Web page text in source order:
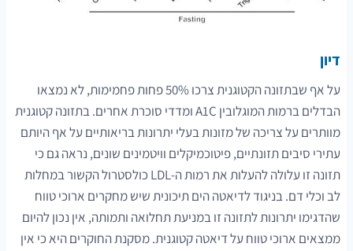
דיון
על אף שבתזונה הקטוגנית צרכו 50% פחות פחמימות, לא נמצאו
הבדלים ברמות המוגלובין A1C ומדדי סוכרת אחרים. בתזונה קטוגנית
מוותרים על צריכה של מזונות בעלי יתרונות בריאותיים על אף היותם
עתירי סיבים תזונתיים, פיטוכמיקלים וויטמינים שונים, נראה גם כי
תזונה זו עלולה להעלות את רמות ה-LDL כולסטרול הקשור במחלות
לב וכלי דם. בניגוד לדיאטה הים תיכונית שיש מחקרים ארוכי טווח
שהדגימו יתרונות לתזונה זו במניעת תחלואה ותמותה, אין נכון להיום
ממצאים ארוכי טווח על דיאטה קטוגנית. מסקנת החוקרים היא כי אין